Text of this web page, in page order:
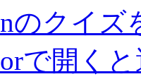
のクイ
で開く